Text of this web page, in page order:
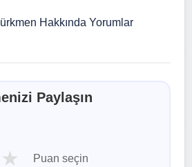
Hakkında Yorumlar
Paylaşın
★ Puan seçin